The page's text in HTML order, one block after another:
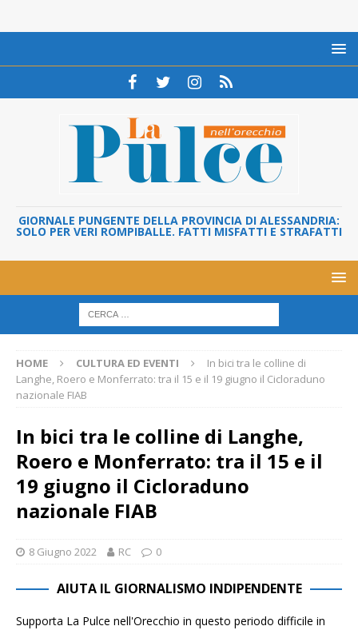
GIORNALE PUNGENTE DELLA PROVINCIA DI ALESSANDRIA:
SOLO PER VERI ROMPIBALLE. FATTI MISFATTI E STRAFATTI
HOME CULTURA ED EVENTI
In bici tra le colline di
Langhe, Roero e Monferrato: tra il 15 e il 19 giugno il Cicloraduno
nazionale FIAB
In bici tra le colline di Langhe,
Roero e Monferrato: tra il 15 e il
19 giugno il Cicloraduno
nazionale FIAB
8 Giugno 2022 RC 0
AIUTA IL GIORNALISMO INDIPENDENTE
Supporta La Pulce nell'Orecchio in questo periodo difficile in